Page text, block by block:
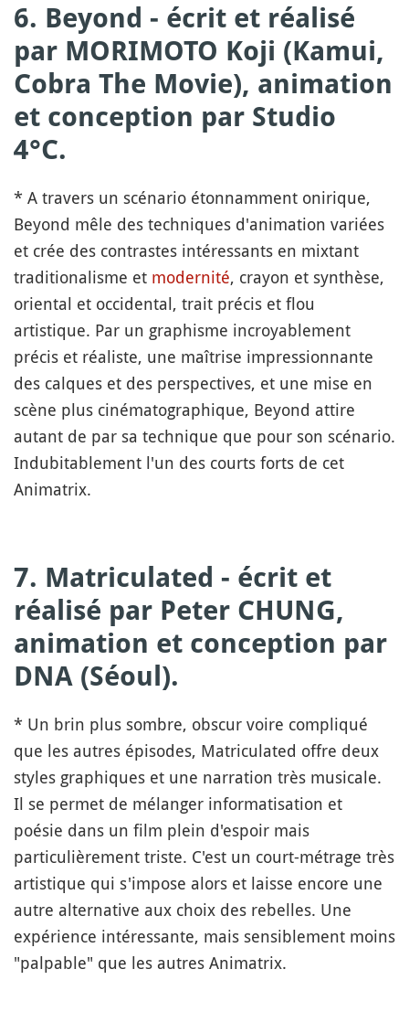
6. Beyond - écrit et réalisé
par MORIMOTO Koji (Kamui,
Cobra The Movie), animation
et conception par Studio
4°C.
* A travers un scénario étonnamment onirique,
Beyond mêle des techniques d'animation variées
et crée des contrastes intéressants en mixtant
traditionalisme et modernité, crayon et synthèse,
oriental et occidental, trait précis et flou
artistique. Par un graphisme incroyablement
précis et réaliste, une maîtrise impressionnante
des calques et des perspectives, et une mise en
scène plus cinématographique, Beyond attire
autant de par sa technique que pour son scénario.
Indubitablement l'un des courts forts de cet
Animatrix.
7. Matriculated - écrit et
réalisé par Peter CHUNG,
animation et conception par
DNA (Séoul).
* Un brin plus sombre, obscur voire compliqué
que les autres épisodes, Matriculated offre deux
styles graphiques et une narration très musicale.
Il se permet de mélanger informatisation et
poésie dans un film plein d'espoir mais
particulièrement triste. C'est un court-métrage très
artistique qui s'impose alors et laisse encore une
autre alternative aux choix des rebelles. Une
expérience intéressante, mais sensiblement moins
"palpable" que les autres Animatrix.